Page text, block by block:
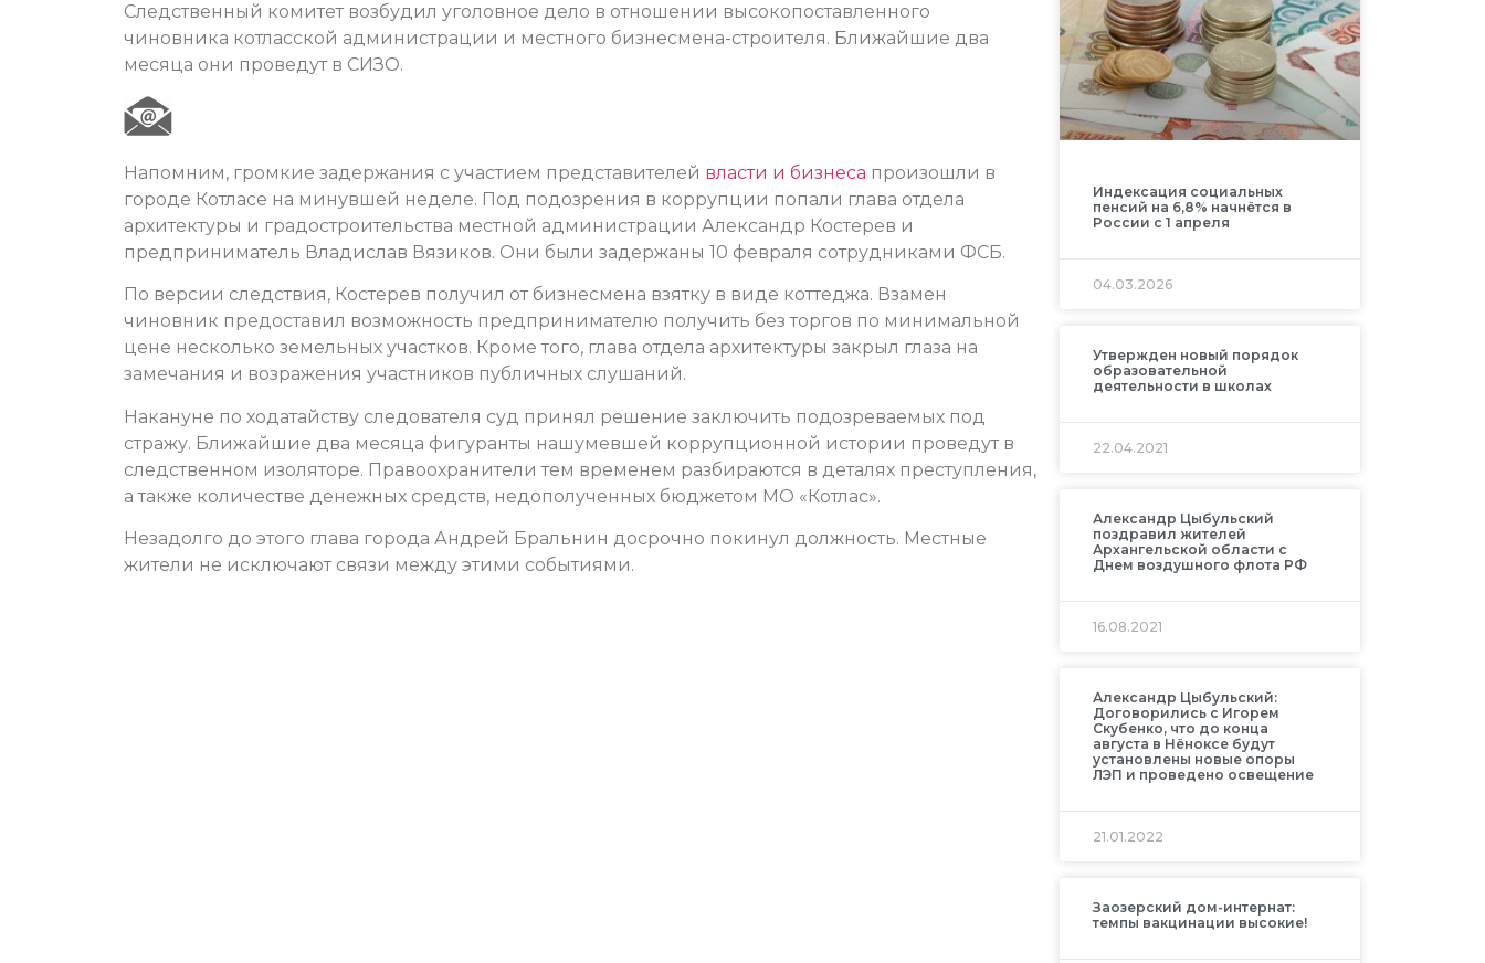
Следственный комитет возбудил уголовное дело в отношении высокопоставленного
чиновника котласской администрации и местного бизнесмена-строителя. Ближайшие два
месяца они проведут в СИЗО.
Напомним, громкие задержания с участием представителей власти и бизнеса произошли в
городе Котласе на минувшей неделе. Под подозрения в коррупции попали глава отдела
архитектуры и градостроительства местной администрации Александр Костерев и
предприниматель Владислав Вязиков. Они были задержаны 10 февраля сотрудниками ФСБ.
По версии следствия, Костерев получил от бизнесмена взятку в виде коттеджа. Взамен
чиновник предоставил возможность предпринимателю получить без торгов по минимальной
цене несколько земельных участков. Кроме того, глава отдела архитектуры закрыл глаза на
замечания и возражения участников публичных слушаний.
Накануне по ходатайству следователя суд принял решение заключить подозреваемых под
стражу. Ближайшие два месяца фигуранты нашумевшей коррупционной истории проведут в
следственном изоляторе. Правоохранители тем временем разбираются в деталях преступления,
а также количестве денежных средств, недополученных бюджетом МО «Котлас».
Незадолго до этого глава города Андрей Бральнин досрочно покинул должность. Местные
жители не исключают связи между этими событиями.
Индексация социальных
пенсий на 6,8% начнётся в
России с 1 апреля
04.03.2026
Утвержден новый порядок
образовательной
деятельности в школах
22.04.2021
Александр Цыбульский
поздравил жителей
Архангельской области с
Днем воздушного флота РФ
16.08.2021
Александр Цыбульский:
Договорились с Игорем
Скубенко, что до конца
августа в Нёноксе будут
установлены новые опоры
ЛЭП и проведено освещение
21.01.2022
Заозерский дом-интернат:
темпы вакцинации высокие!